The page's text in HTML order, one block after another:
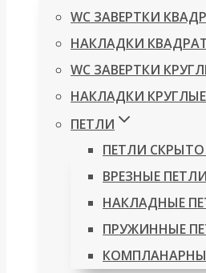
WC ЗАВЕРТКИ
НАКЛАДКИ
WC ЗАВЕРТКИ
НАКЛАДКИ КРУГЛЫЕ
ПЕТЛИ
ПЕТЛИ
ВРЕЗНЫЕ ПЕТЛИ
НАКЛАДНЫЕ
ПРУЖИННЫЕ